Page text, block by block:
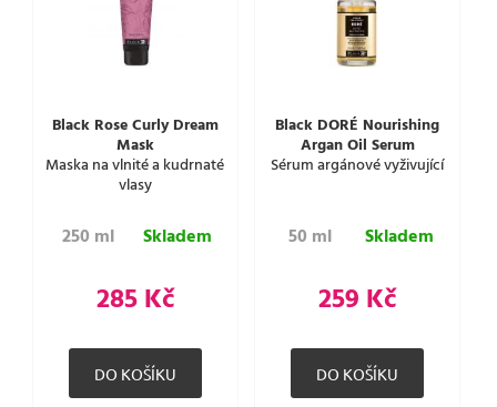
Black Rose Curly Dream
Mask
Maska na vlnité a kudrnaté
vlasy
250 ml Skladem
285 Kč
Black DORÉ Nourishing
Argan Oil Serum
Sérum argánové vyživující
50 ml Skladem
259 Kč